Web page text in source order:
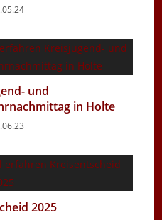
und
in Holte
2025